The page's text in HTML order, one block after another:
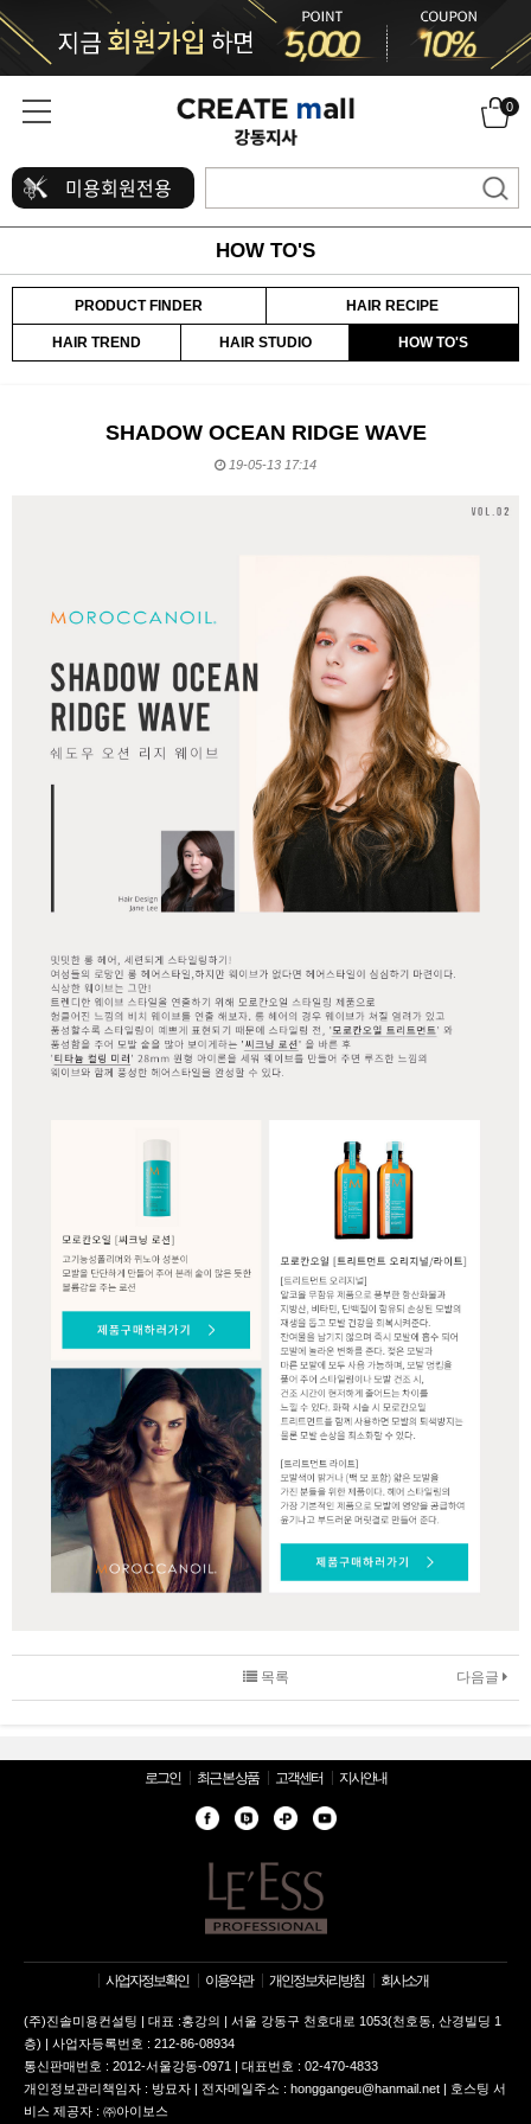
0
미용회원전용
HOW TO'S
PRODUCT FINDER HAIR RECIPE
HAIR TREND HAIR STUDIO HOW TO'S
SHADOW OCEAN RIDGE WAVE
19-05-13 17:14
다음글
목록
로그인 최근 본 상품 고객센터 지사안내
사업자정보확인 이용약관 개인정보처리방침 회사소개
(주)진솔미용컨설팅 | 대표 :홍강의 | 서울 강동구 천호대로 1053(천호동, 산경빌딩 1
층) | 사업자등록번호 : 212-86-08934
통신판매번호 : 2012-서울강동-0971 | 대표번호 : 02-470-4833
개인정보관리책임자 : 방묘자 | 전자메일주소 : honggangeu@hanmail.net | 호스팅 서
비스 제공자 : ㈜아이보스